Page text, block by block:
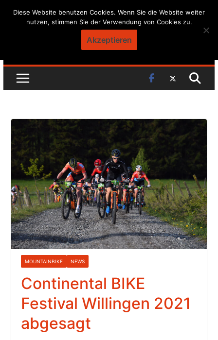
Skip
MOUNTAINBIKE NEWS
Continental BIKE
Festival Willingen 2021
abgesagt
Diese Website benutzen Cookies. Wenn Sie die Website weiter
nutzen, stimmen Sie der Verwendung von Cookies zu.
Akzeptieren